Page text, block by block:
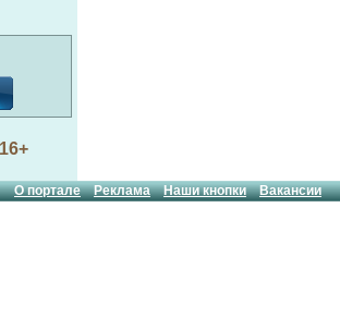
О портале Реклама Наши кнопки Вакансии